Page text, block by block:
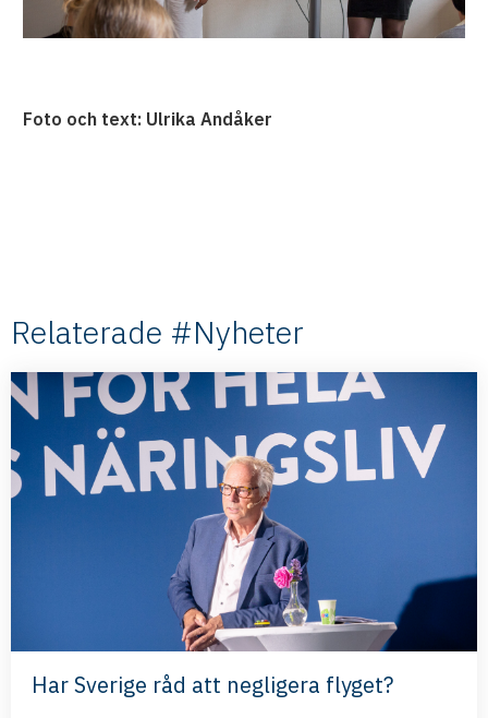
Foto och text: Ulrika Andåker
Relaterade #Nyheter
Har Sverige råd att negligera flyget?